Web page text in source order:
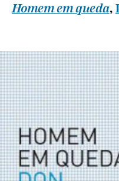
Homem em queda,